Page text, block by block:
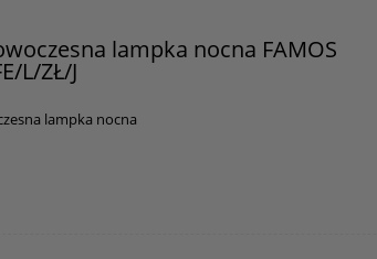
lampka nocna FAMOS
L/ZŁ/J
lampka nocna